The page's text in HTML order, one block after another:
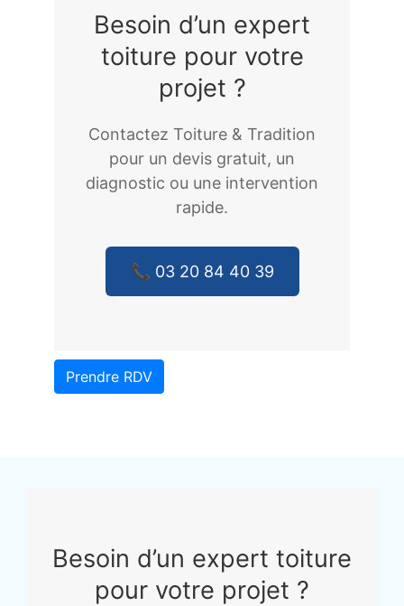
Besoin d’un expert
toiture pour votre
projet ?
Contactez Toiture & Tradition
pour un devis gratuit, un
diagnostic ou une intervention
rapide.
📞 03 20 84 40 39
Prendre RDV
Besoin d’un expert toiture
pour votre projet ?